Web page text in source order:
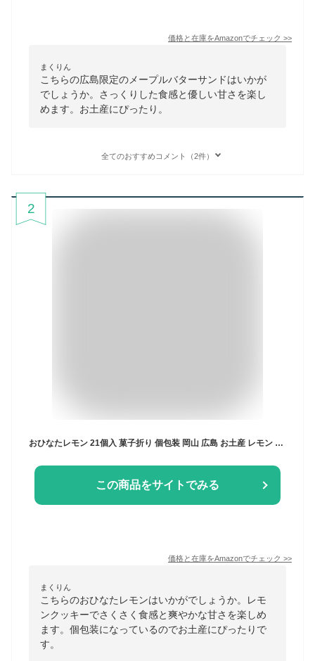
価格と在庫をAmazonでチェック >>
まくりん
こちらの広島限定のメープルバターサンドはいかが
でしょうか。さっくりした食感と優しい甘さを楽し
めます。お土産にぴったり。
全てのおすすめコメント（2件）
2
おひなたレモン 21個入 菓子折り 個包装 岡山 広島 お土産 レモン お菓子 レモンクッキー 岡山土産 広島土産 職場 手土産 ギフト 結婚祝い 誕生日祝い 出産祝い 贈り物 プレゼント プチギフト 退職祝い 帰省土産 お盆
この商品をサイトでみる
価格と在庫をAmazonでチェック >>
まくりん
こちらのおひなたレモンはいかがでしょうか。レモ
ンクッキーでさくさく食感と爽やかな甘さを楽しめ
ます。個包装になっているのでお土産にぴったりで
す。